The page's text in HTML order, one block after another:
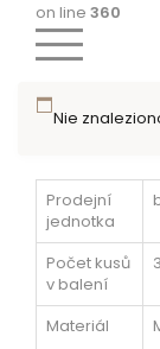
on line 360
Nie
Prodejní
jednotka
Počet kusů
v balení
Materiál